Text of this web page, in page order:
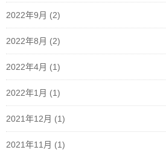
2022年9月 (2)
2022年8月 (2)
2022年4月 (1)
2022年1月 (1)
2021年12月 (1)
2021年11月 (1)